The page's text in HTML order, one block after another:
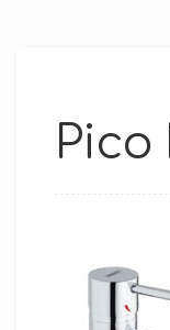
Pico